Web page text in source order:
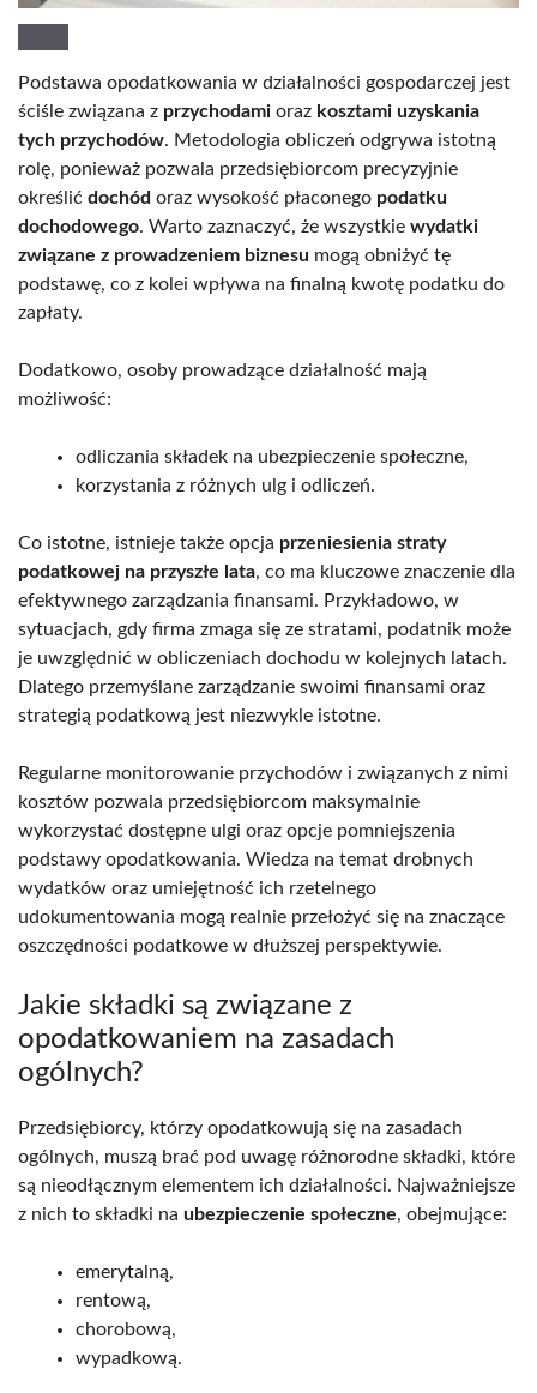
Podstawa opodatkowania w działalności gospodarczej jest
ściśle związana z przychodami oraz kosztami uzyskania
tych przychodów. Metodologia obliczeń odgrywa istotną
rolę, ponieważ pozwala przedsiębiorcom precyzyjnie
określić dochód oraz wysokość płaconego podatku
dochodowego. Warto zaznaczyć, że wszystkie wydatki
związane z prowadzeniem biznesu mogą obniżyć tę
podstawę, co z kolei wpływa na finalną kwotę podatku do
zapłaty.
Dodatkowo, osoby prowadzące działalność mają
możliwość:
odliczania składek na ubezpieczenie społeczne,
korzystania z różnych ulg i odliczeń.
Co istotne, istnieje także opcja przeniesienia straty
podatkowej na przyszłe lata, co ma kluczowe znaczenie dla
efektywnego zarządzania finansami. Przykładowo, w
sytuacjach, gdy firma zmaga się ze stratami, podatnik może
je uwzględnić w obliczeniach dochodu w kolejnych latach.
Dlatego przemyślane zarządzanie swoimi finansami oraz
strategią podatkową jest niezwykle istotne.
Regularne monitorowanie przychodów i związanych z nimi
kosztów pozwala przedsiębiorcom maksymalnie
wykorzystać dostępne ulgi oraz opcje pomniejszenia
podstawy opodatkowania. Wiedza na temat drobnych
wydatków oraz umiejętność ich rzetelnego
udokumentowania mogą realnie przełożyć się na znaczące
oszczędności podatkowe w dłuższej perspektywie.
Jakie składki są związane z
opodatkowaniem na zasadach
ogólnych?
Przedsiębiorcy, którzy opodatkowują się na zasadach
ogólnych, muszą brać pod uwagę różnorodne składki, które
są nieodłącznym elementem ich działalności. Najważniejsze
z nich to składki na ubezpieczenie społeczne, obejmujące:
emerytalną,
rentową,
chorobową,
wypadkową.